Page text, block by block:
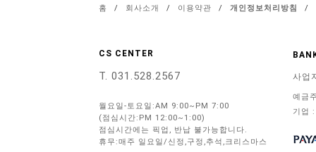
홈 / 회사소개 / 이용약관 / 개인정보처리방침 /
CS CENTER
T. 031.528.2567
월요일-토요일:AM 9:00~PM 7:00
(점심시간:PM 12:00~1:00)
점심시간에는 픽업, 반납 불가능합니다.
휴무:매주 일요일/신정,구정,추석,크리스마스
사업
예금
기업